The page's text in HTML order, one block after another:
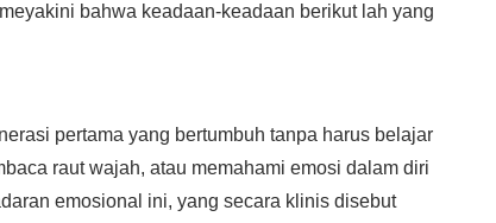
bahwa keadaan-keadaan berikut lah yang
pertama yang bertumbuh tanpa harus belajar
raut wajah, atau memahami emosi dalam diri
emosional ini, yang secara klinis disebut